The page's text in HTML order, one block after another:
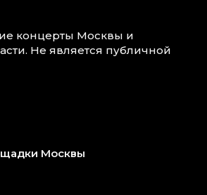
концерты Москвы и
Не является публичной
Москвы